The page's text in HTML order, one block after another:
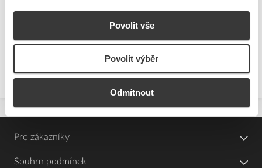
Povolit vše
Povolit výběr
Odmítnout
Pro zákazníky
Souhrn podmínek